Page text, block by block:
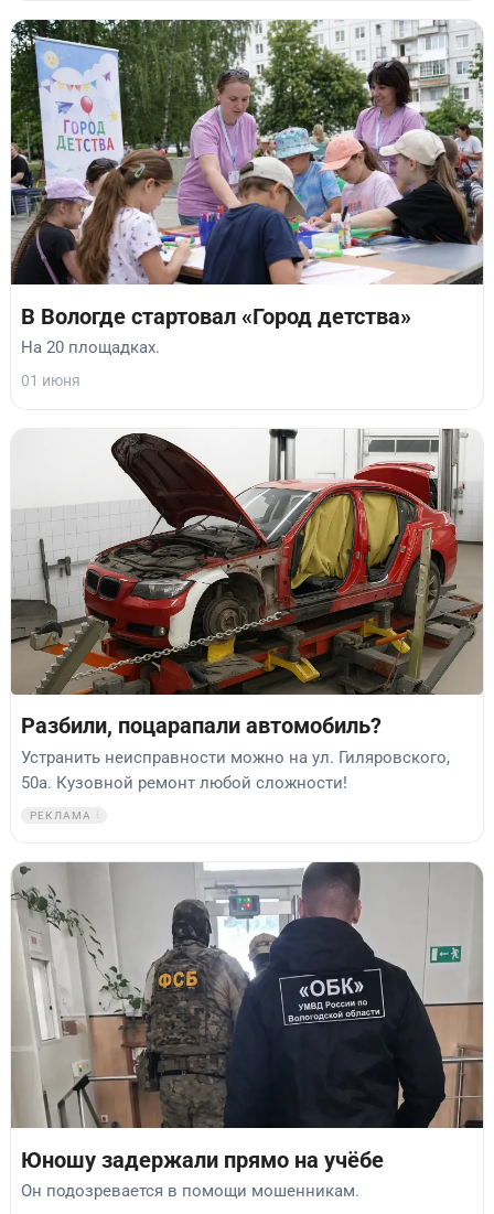
В Вологде стартовал «Город детства»
На 20 площадках.
01 июня
Разбили, поцарапали автомобиль?
Устранить неисправности можно на ул. Гиляровского,
50а. Кузовной ремонт любой сложности!
РЕКЛАМА
Юношу задержали прямо на учёбе
Он подозревается в помощи мошенникам.